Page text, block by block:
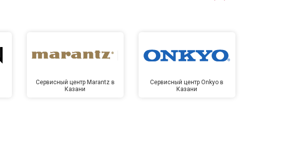
Сервисный центр Marantz в
Казани
Сервисный центр Onkyo в
Казани